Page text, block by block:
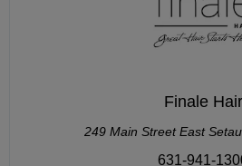
Finale Hair
249 Main Street East
631-941-